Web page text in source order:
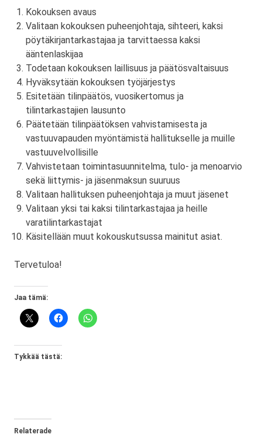
Kokouksen avaus
Valitaan kokouksen puheenjohtaja, sihteeri, kaksi
pöytäkirjantarkastajaa ja tarvittaessa kaksi
ääntenlaskijaa
Todetaan kokouksen laillisuus ja päätösvaltaisuus
Hyväksytään kokouksen työjärjestys
Esitetään tilinpäätös, vuosikertomus ja
tilintarkastajien lausunto
Päätetään tilinpäätöksen vahvistamisesta ja
vastuuvapauden myöntämistä hallitukselle ja muille
vastuuvelvollisille
Vahvistetaan toimintasuunnitelma, tulo- ja menoarvio
sekä liittymis- ja jäsenmaksun suuruus
Valitaan hallituksen puheenjohtaja ja muut jäsenet
Valitaan yksi tai kaksi tilintarkastajaa ja heille
varatilintarkastajat
Käsitellään muut kokouskutsussa mainitut asiat.
Tervetuloa!
Jaa tämä:
Tykkää tästä:
Relaterade